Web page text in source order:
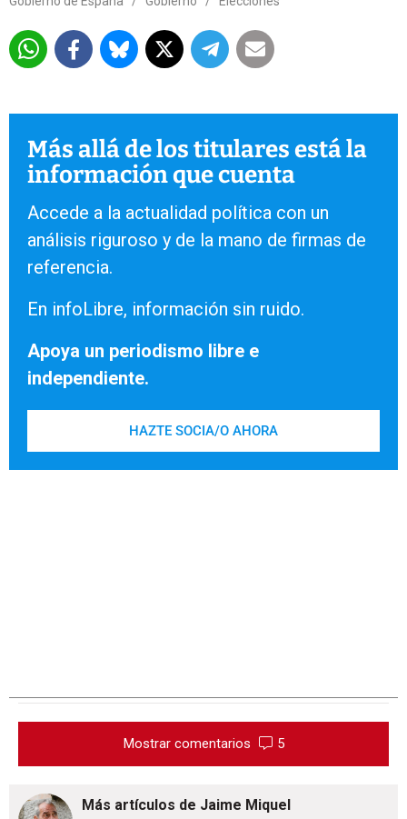
Más allá de los titulares está la
información que cuenta
Accede a la actualidad política con un
análisis riguroso y de la mano de firmas de
referencia.
En infoLibre, información sin ruido.
Apoya un periodismo libre e
independiente.
HAZTE SOCIA/O AHORA
Mostrar comentarios 5
Más artículos de Jaime Miquel